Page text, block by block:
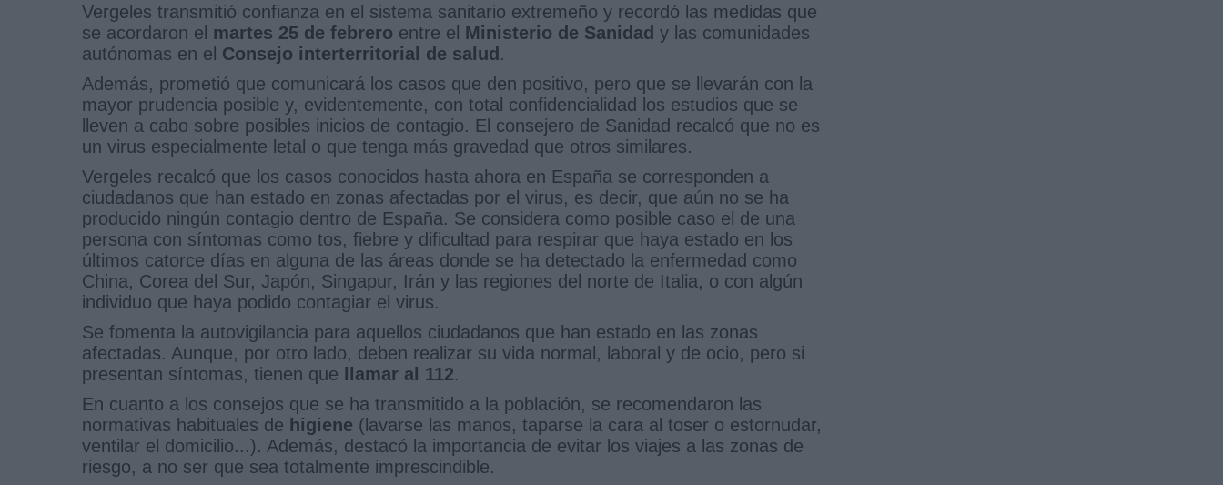
Vergeles transmitió confianza en el sistema sanitario extremeño y recordó las medidas que
se acordaron el martes 25 de febrero entre el Ministerio de Sanidad y las comunidades
autónomas en el Consejo interterritorial de salud.
Además, prometió que comunicará los casos que den positivo, pero que se llevarán con la
mayor prudencia posible y, evidentemente, con total confidencialidad los estudios que se
lleven a cabo sobre posibles inicios de contagio. El consejero de Sanidad recalcó que no es
un virus especialmente letal o que tenga más gravedad que otros similares.
Vergeles recalcó que los casos conocidos hasta ahora en España se corresponden a
ciudadanos que han estado en zonas afectadas por el virus, es decir, que aún no se ha
producido ningún contagio dentro de España. Se considera como posible caso el de una
persona con síntomas como tos, fiebre y dificultad para respirar que haya estado en los
últimos catorce días en alguna de las áreas donde se ha detectado la enfermedad como
China, Corea del Sur, Japón, Singapur, Irán y las regiones del norte de Italia, o con algún
individuo que haya podido contagiar el virus.
Se fomenta la autovigilancia para aquellos ciudadanos que han estado en las zonas
afectadas. Aunque, por otro lado, deben realizar su vida normal, laboral y de ocio, pero si
presentan síntomas, tienen que llamar al 112.
En cuanto a los consejos que se ha transmitido a la población, se recomendaron las
normativas habituales de higiene (lavarse las manos, taparse la cara al toser o estornudar,
ventilar el domicilio...). Además, destacó la importancia de evitar los viajes a las zonas de
riesgo, a no ser que sea totalmente imprescindible.